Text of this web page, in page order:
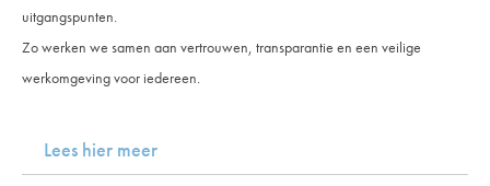
uitgangspunten.
Zo werken we samen aan vertrouwen, transparantie en een veilige
werkomgeving voor iedereen.
Lees hier meer